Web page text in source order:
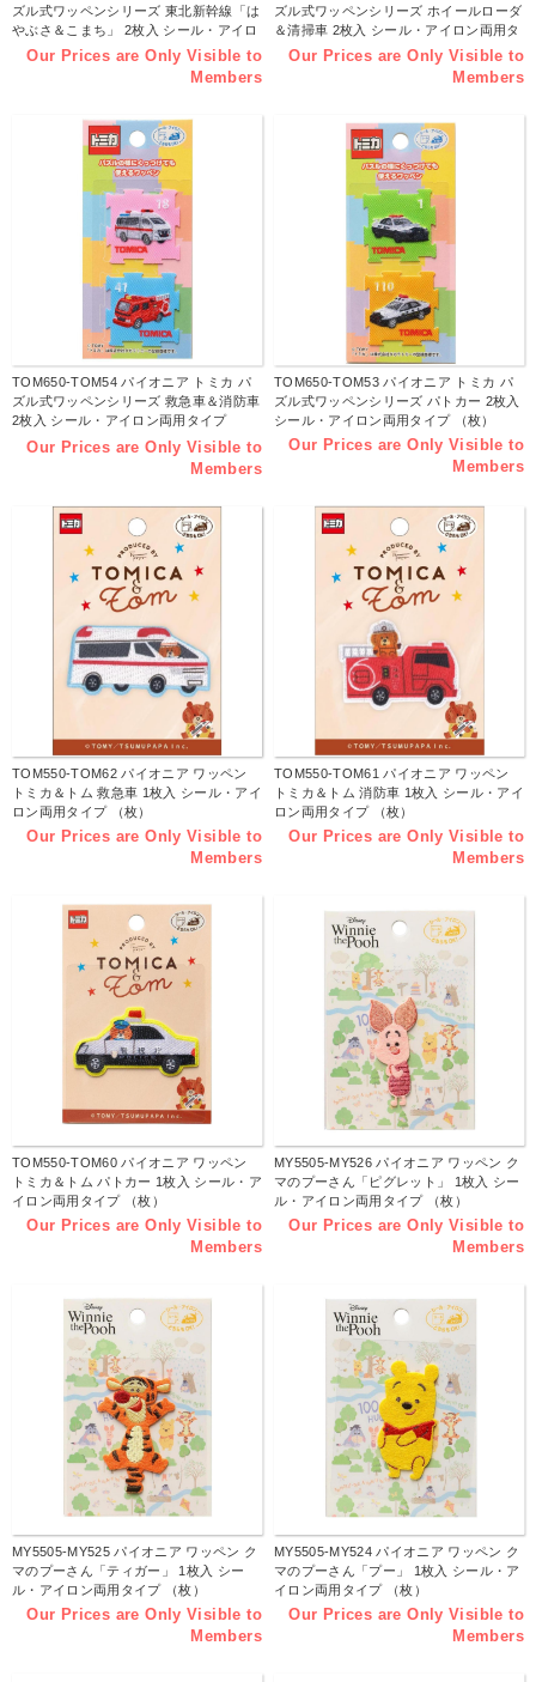
ズル式ワッペンシリーズ 東北新幹線「は
やぶさ＆こまち」 2枚入 シール・アイロ
ン両用タイプ （枚）
Our Prices are Only Visible to
Members
ズル式ワッペンシリーズ ホイールローダ
＆清掃車 2枚入 シール・アイロン両用タ
イプ （枚）
Our Prices are Only Visible to
Members
TOM650-TOM54 パイオニア トミカ パ
ズル式ワッペンシリーズ 救急車＆消防車
2枚入 シール・アイロン両用タイプ
（枚）
Our Prices are Only Visible to
Members
TOM650-TOM53 パイオニア トミカ パ
ズル式ワッペンシリーズ パトカー 2枚入
シール・アイロン両用タイプ （枚）
Our Prices are Only Visible to
Members
TOM550-TOM62 パイオニア ワッペン
トミカ＆トム 救急車 1枚入 シール・アイ
ロン両用タイプ （枚）
Our Prices are Only Visible to
Members
TOM550-TOM61 パイオニア ワッペン
トミカ＆トム 消防車 1枚入 シール・アイ
ロン両用タイプ （枚）
Our Prices are Only Visible to
Members
TOM550-TOM60 パイオニア ワッペン
トミカ＆トム パトカー 1枚入 シール・ア
イロン両用タイプ （枚）
Our Prices are Only Visible to
Members
MY5505-MY526 パイオニア ワッペン ク
マのプーさん「ピグレット」 1枚入 シー
ル・アイロン両用タイプ （枚）
Our Prices are Only Visible to
Members
MY5505-MY525 パイオニア ワッペン ク
マのプーさん「ティガー」 1枚入 シー
ル・アイロン両用タイプ （枚）
Our Prices are Only Visible to
Members
MY5505-MY524 パイオニア ワッペン ク
マのプーさん「プー」 1枚入 シール・ア
イロン両用タイプ （枚）
Our Prices are Only Visible to
Members